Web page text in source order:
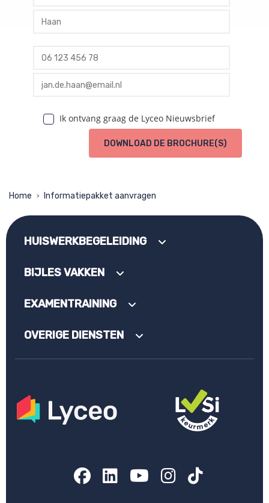
profile achternaam
profile telefoon
profile email
Ik ontvang graag de Lyceo Nieuwsbrief
DOWNLOAD DE BROCHURE(S)
Home > Informatiepakket aanvragen
HUISWERKBEGELEIDING
BIJLES VAKKEN
EXAMENTRAINING
OVERIGE DIENSTEN
Facebook
LinkedIn
YouTube
Instagram
TikTok